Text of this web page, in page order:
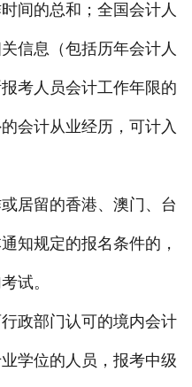
间的总和；全国会计人
信息（包括历年会计人
考人员会计工作年限的
会计从业经历，可计入
留的香港、澳门、台
知规定的报名条件的，
试。
部门认可的境内会计
学位的人员，报考中级